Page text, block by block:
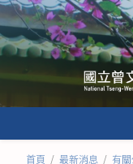
跳
轉
至
內
首頁 / 最新消息 / 有